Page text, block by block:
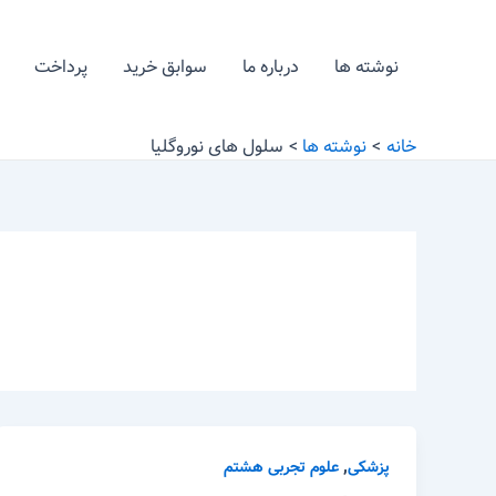
نوشته ها درباره ما سوابق خرید پرداخت
خانه نوشته ها سلول های نوروگلیا
پزشکی,علوم تجربی هشتم